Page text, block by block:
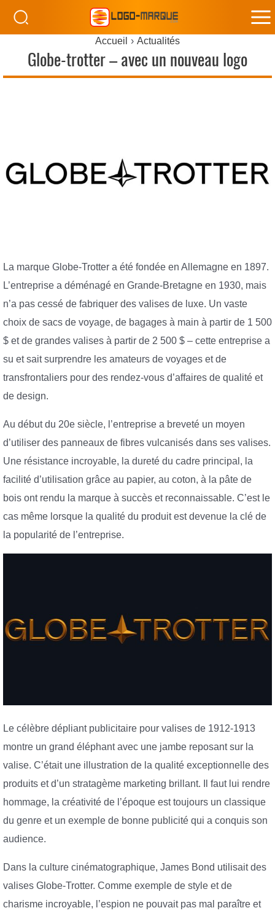
Accueil Actualités
Globe-trotter – avec un nouveau logo
La marque Globe-Trotter a été fondée en Allemagne en 1897.
L’entreprise a déménagé en Grande-Bretagne en 1930, mais
n’a pas cessé de fabriquer des valises de luxe. Un vaste
choix de sacs de voyage, de bagages à main à partir de 1 500
$ et de grandes valises à partir de 2 500 $ – cette entreprise a
su et sait surprendre les amateurs de voyages et de
transfrontaliers pour des rendez-vous d’affaires de qualité et
de design.
Au début du 20e siècle, l’entreprise a breveté un moyen
d’utiliser des panneaux de fibres vulcanisés dans ses valises.
Une résistance incroyable, la dureté du cadre principal, la
facilité d’utilisation grâce au papier, au coton, à la pâte de
bois ont rendu la marque à succès et reconnaissable. C’est le
cas même lorsque la qualité du produit est devenue la clé de
la popularité de l’entreprise.
Le célèbre dépliant publicitaire pour valises de 1912-1913
montre un grand éléphant avec une jambe reposant sur la
valise. C’était une illustration de la qualité exceptionnelle des
produits et d’un stratagème marketing brillant. Il faut lui rendre
hommage, la créativité de l’époque est toujours un classique
du genre et un exemple de bonne publicité qui a conquis son
audience.
Dans la culture cinématographique, James Bond utilisait des
valises Globe-Trotter. Comme exemple de style et de
charisme incroyable, l’espion ne pouvait pas mal paraître et